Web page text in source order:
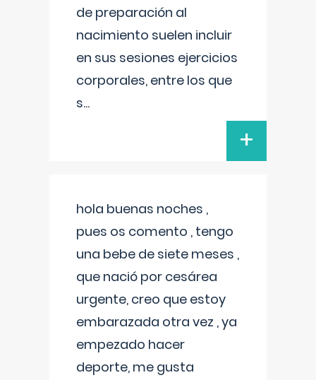
de preparación al
nacimiento suelen incluir
en sus sesiones ejercicios
corporales, entre los que
s...
+
hola buenas noches ,
pues os comento , tengo
una bebe de siete meses ,
que nació por cesárea
urgente, creo que estoy
embarazada otra vez , ya
empezado hacer
deporte, me gusta